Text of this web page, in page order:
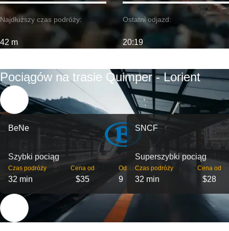
Najdłuższy czas podróży:
42 m
Ostatni odjazd:
20:19
Pociągów na trasie Quimper - Lorient
BeNe
Szybki pociąg
Czas podróży
32 min
Cena od
$35
Odjazdy
9
SNCF
Superszybki pociąg
Czas podróży
32 min
Cena od
$28